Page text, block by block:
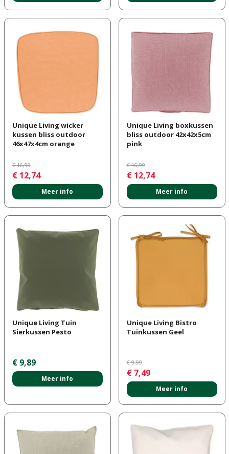
Unique Living wicker
kussen bliss outdoor
46x47x4cm orange
€ 16,99
€ 12,74
Meer info
Unique Living boxkussen
bliss outdoor 42x42x5cm
pink
€ 16,99
€ 12,74
Meer info
Unique Living Tuin
Sierkussen Pesto
€ 9,89
Meer info
Unique Living Bistro
Tuinkussen Geel
€ 9,99
€ 7,49
Meer info